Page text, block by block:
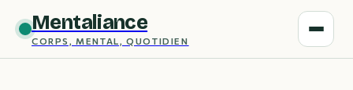
Mentaliance
CORPS, MENTAL, QUOTIDIEN